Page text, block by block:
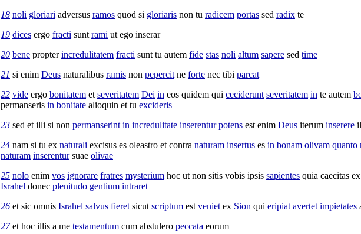
18 noli gloriari adversus ramos quod si gloriaris non tu radicem portas sed radix te
19 dices ergo fracti sunt rami ut ego inserar
20 bene propterincredulitatem fracti sunt tu autem fide stas noli altum sapere sed time
21 si enim Deus naturalibus ramis non pepercit ne forte nec tibi parcat
22 vide ergo bonitatem et severitatem Dei in eos quidem qui ceciderunt severitatem in te autem
permanseris in bonitate alioquin et tu excideris
23 sed et illi si non permanserint in incredulitate inserentur potens est enim Deus iterum inserere
24 nam si tu ex naturali excisus es oleastro et contra naturam insertus es in bonam olivam quanto
naturam inserentursuae olivae
25 nolo enim vos ignorare fratres mysterium hoc ut non sitis vobis ipsis sapientes quia caecitas ex
Israhel donec plenitudo gentium intraret
26 et sic omnis Israhel salvus fieret sicut scriptum est veniet ex Sion qui eripiat avertet impietates
27et hoc illis a me testamentum cum abstulero peccata eorum